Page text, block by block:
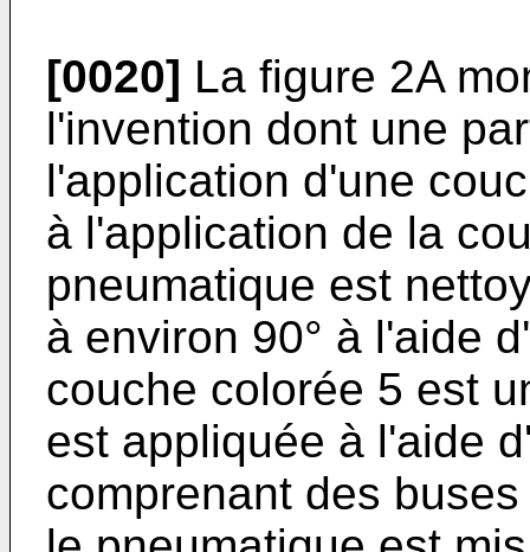
[0020] La figure 2A
l'invention dont une
l'application d'une
à l'application de la
pneumatique est
à environ 90° à l'aide
couche colorée 5 est
est appliquée à l'aide
comprenant des